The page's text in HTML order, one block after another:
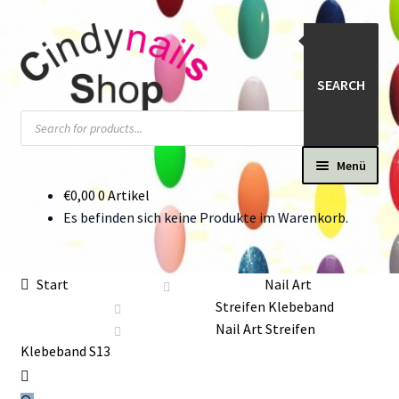
Navigation
springen
Inhalt
springen
Products
search
SEARCH
Menü
Katalog
€0,000 Artikel
Es befinden sich keine Produkte im Warenkorb.
Start
Nail Art
Streifen Klebeband
Nail Art Streifen
Klebeband S13